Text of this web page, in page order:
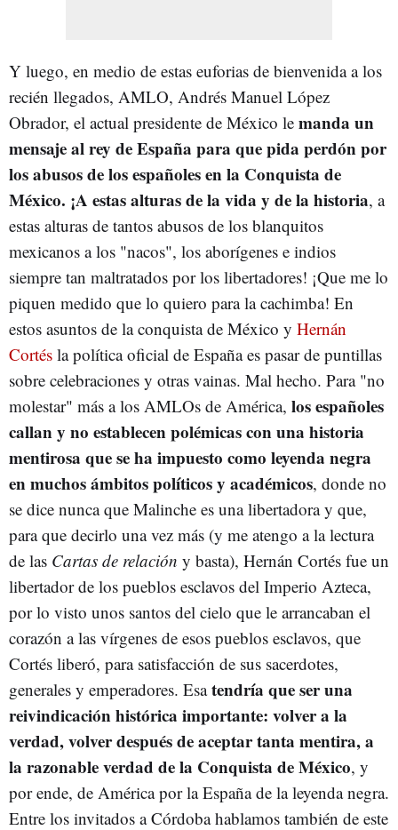
Y luego, en medio de estas euforias de bienvenida a los
recién llegados, AMLO, Andrés Manuel López
Obrador, el actual presidente de México le manda un
mensaje al rey de España para que pida perdón por
los abusos de los españoles en la Conquista de
México. ¡A estas alturas de la vida y de la historia, a
estas alturas de tantos abusos de los blanquitos
mexicanos a los "nacos", los aborígenes e indios
siempre tan maltratados por los libertadores! ¡Que me lo
piquen medido que lo quiero para la cachimba! En
estos asuntos de la conquista de México y Hernán
Cortés la política oficial de España es pasar de puntillas
sobre celebraciones y otras vainas. Mal hecho. Para "no
molestar" más a los AMLOs de América, los españoles
callan y no establecen polémicas con una historia
mentirosa que se ha impuesto como leyenda negra
en muchos ámbitos políticos y académicos, donde no
se dice nunca que Malinche es una libertadora y que,
para que decirlo una vez más (y me atengo a la lectura
de las Cartas de relación y basta), Hernán Cortés fue un
libertador de los pueblos esclavos del Imperio Azteca,
por lo visto unos santos del cielo que le arrancaban el
corazón a las vírgenes de esos pueblos esclavos, que
Cortés liberó, para satisfacción de sus sacerdotes,
generales y emperadores. Esatendría que ser una
reivindicación histórica importante: volver a la
verdad, volver después de aceptar tanta mentira, a
la razonable verdad de la Conquista de México, y
por ende, de América por la España de la leyenda negra.
Entre los invitados a Córdoba hablamos también de este